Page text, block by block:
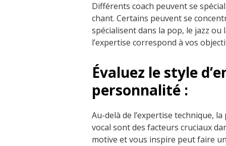
Différents coach peuvent se
chant. Certains peuvent se
spécialisent dans la pop, le jazz ou
l’expertise correspond à vos
Évaluez le style
personnalité :
Au-delà de l’expertise technique,
vocal sont des facteurs cruciaux
motive et vous inspire peut faire